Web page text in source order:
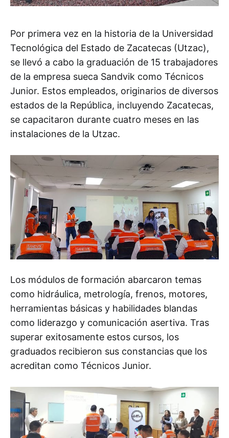
Por primera vez en la historia de la Universidad
Tecnológica del Estado de Zacatecas (Utzac),
se llevó a cabo la graduación de 15 trabajadores
de la empresa sueca Sandvik como Técnicos
Junior. Estos empleados, originarios de diversos
estados de la República, incluyendo Zacatecas,
se capacitaron durante cuatro meses en las
instalaciones de la Utzac.
Los módulos de formación abarcaron temas
como hidráulica, metrología, frenos, motores,
herramientas básicas y habilidades blandas
como liderazgo y comunicación asertiva. Tras
superar exitosamente estos cursos, los
graduados recibieron sus constancias que los
acreditan como Técnicos Junior.